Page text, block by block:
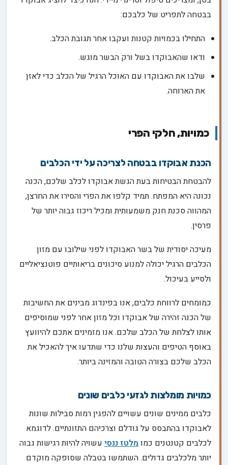
בבטחה לתפריט של כלבכם:
התחילו בכמויות קטנות ועקבו אחר תגובת הכלב.
ודאו שהאבוקדו בשל ורק הבשר מוגש.
שלבו את האבוקדו עם האוכל הרגיל של הכלב כדי לאזן
את הארוחה.
כמויות, חלקי הפרי
הכנת אבוקדו בבטחה לצריכה על ידי הכלבים
להבטחת הבטיחות בעת הגשת אבוקדו לכלב שלכם, הכנה
נכונה היא המפתח. תמיד קלפו את הפרי והסירו את החרצן,
המהווה סכנת חנק משמעותית ומכיל ריכוז גבוה יותר של
פרסין.
מעיכה יסודית של בשר האבוקדו לפני שילובו עם מזון
הכלבים הרגיל יכולה למנוע סיכונים בריאותיים פוטנציאליים
ולסייע בעיכול.
כמומחים לרווחת כלבים, אנו בפינדוג מבינים את החשיבות
של הכנה זהירה של אבוקדו וכל מזון אחר לפני שמוסיפים
אותו לצלחת של הכלב שלכם. אנו מזמינים אתכם להיוועץ
באוסף הטיפים והעצות שלנו כדי שתדעו איך להאכיל את
הכלב שלכם בצורה הטובה והמזינה ביותר.
כמויות מומלצות לגזעי כלבים שונים
כלבים ממינים שונים עשויים להפגין רמות סבילות שונות
לאבוקדו בהתבסס על גודלם וצרכיהם התזונתיים. לדוגמא
לכלבים קטנטנים כמומלטז ננסי עשויה להיות רגישות גבוה
יותר מלכלבים גדולים. השתמשו בטבלה שסופקה מוקדם